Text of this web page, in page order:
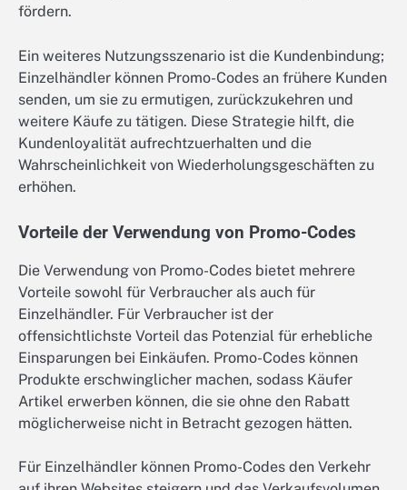
fördern.
Ein weiteres Nutzungsszenario ist die Kundenbindung;
Einzelhändler können Promo-Codes an frühere Kunden
senden, um sie zu ermutigen, zurückzukehren und
weitere Käufe zu tätigen. Diese Strategie hilft, die
Kundenloyalität aufrechtzuerhalten und die
Wahrscheinlichkeit von Wiederholungsgeschäften zu
erhöhen.
Vorteile der Verwendung von Promo-Codes
Die Verwendung von Promo-Codes bietet mehrere
Vorteile sowohl für Verbraucher als auch für
Einzelhändler. Für Verbraucher ist der
offensichtlichste Vorteil das Potenzial für erhebliche
Einsparungen bei Einkäufen. Promo-Codes können
Produkte erschwinglicher machen, sodass Käufer
Artikel erwerben können, die sie ohne den Rabatt
möglicherweise nicht in Betracht gezogen hätten.
Für Einzelhändler können Promo-Codes den Verkehr